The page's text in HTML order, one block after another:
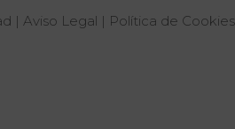
| Aviso Legal | Política de Cookies